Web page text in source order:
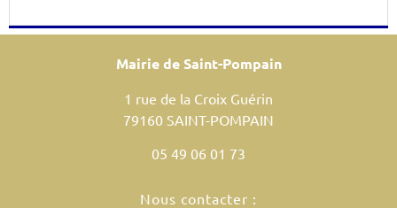
Mairie de Saint-Pompain
1 rue de la Croix Guérin
79160 SAINT-POMPAIN
05 49 06 01 73
Nous contacter :